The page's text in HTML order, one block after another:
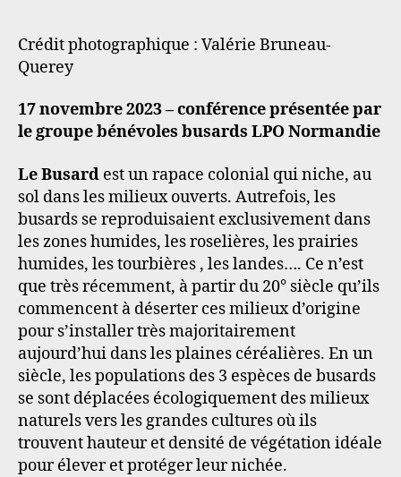
Crédit photographique : Valérie Bruneau-
Querey
17 novembre 2023 – conférence présentée par
le groupe bénévoles busards LPO Normandie
Le Busard est un rapace colonial qui niche, au
sol dans les milieux ouverts. Autrefois, les
busards se reproduisaient exclusivement dans
les zones humides, les roselières, les prairies
humides, les tourbières , les landes…. Ce n’est
que très récemment, à partir du 20° siècle qu’ils
commencent à déserter ces milieux d’origine
pour s’installer très majoritairement
aujourd’hui dans les plaines céréalières. En un
siècle, les populations des 3 espèces de busards
se sont déplacées écologiquement des milieux
naturels vers les grandes cultures où ils
trouvent hauteur et densité de végétation idéale
pour élever et protéger leur nichée.